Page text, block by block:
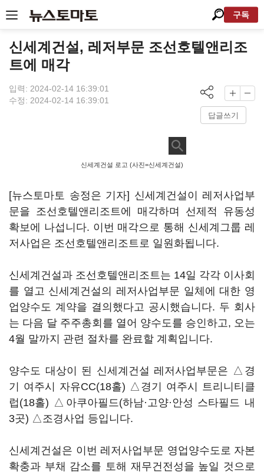
구독
신세계건설, 레저부문 조선호텔앤리조
트에 매각
입력: 2024-02-14 16:39:01
수정: 2024-02-14 16:39:01
답글쓰기
신세계건설 로고 (사진=신세계건설)
[뉴스토마토 송정은 기자] 신세계건설이 레저사업부
문을 조선호텔앤리조트에 매각하며 선제적 유동성
확보에 나섭니다. 이번 매각으로 통해 신세계그룹 레
저사업은 조선호텔앤리조트로 일원화됩니다.
신세계건설과 조선호텔앤리조트는 14일 각각 이사회
를 열고 신세계건설의 레저사업부문 일체에 대한 영
업양수도 계약을 결의했다고 공시했습니다. 두 회사
는 다음 달 주주총회를 열어 양수도를 승인하고, 오는
4월 말까지 관련 절차를 완료할 계획입니다.
양수도 대상이 된 신세계건설 레저사업부문은 △경
기 여주시 자유CC(18홀) △경기 여주시 트리니티클
럽(18홀) △아쿠아필드(하남·고양·안성 스타필드 내
3곳) △조경사업 등입니다.
신세계건설은 이번 레저사업부문 영업양수도로 자본
확충과 부채 감소를 토해 재무건전성을 높일 것으로